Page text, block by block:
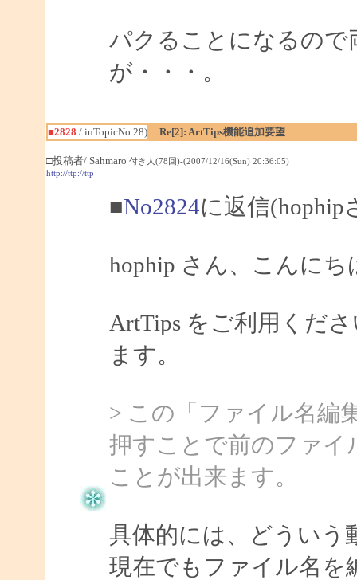
パクることになるので
が・・・。
■2828 / inTopicNo.28) Re[2]: ArtTips機能追加要望
□投稿者/ Sahmaro 付き人(78回)-(2007/12/16(Sun) 20:36:05)
http://ttp://ttp
■No2824に返信(hophip
hophip さん、こんにち
ArtTips をご利用くだ
ます。
> この「ファイル名編
押すことで前のファイ
ことが出来ます。
具体的には、どういう
現在でもファイル名を